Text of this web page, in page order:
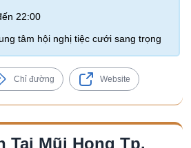
22:00
tâm hội nghị tiệc cưới sang trọng
Chỉ đường Website
Tai Mũi Họng Tp.